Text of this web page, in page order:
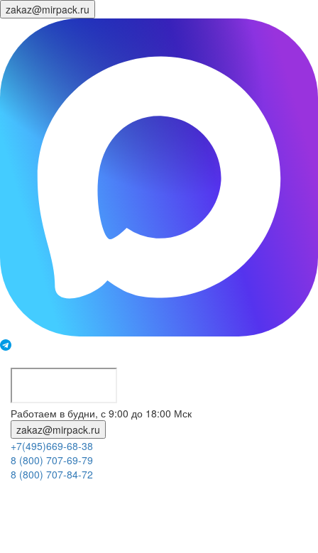
zakaz@mirpack.ru
Работаем в будни, с 9:00 до 18:00 Мск
zakaz@mirpack.ru
+7(495)669-68-38
8 (800) 707-69-79
8 (800) 707-84-72